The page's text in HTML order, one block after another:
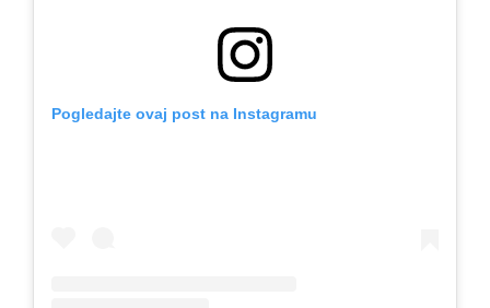
Pogledajte ovaj post na Instagramu